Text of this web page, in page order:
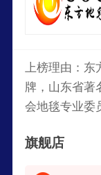
上榜理由：东
牌，山东省著
会地毯专业委
地毯用品供应
旗舰店